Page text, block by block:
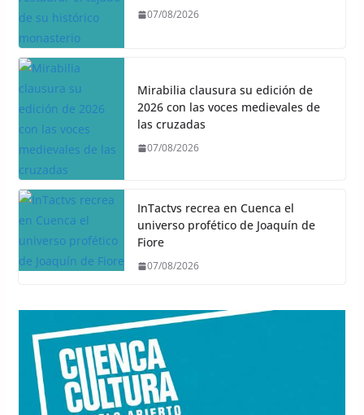
07/08/2026
Mirabilia clausura su edición de
2026 con las voces medievales de
las cruzadas
07/08/2026
InTactvs recrea en Cuenca el
universo profético de Joaquín de
Fiore
07/08/2026